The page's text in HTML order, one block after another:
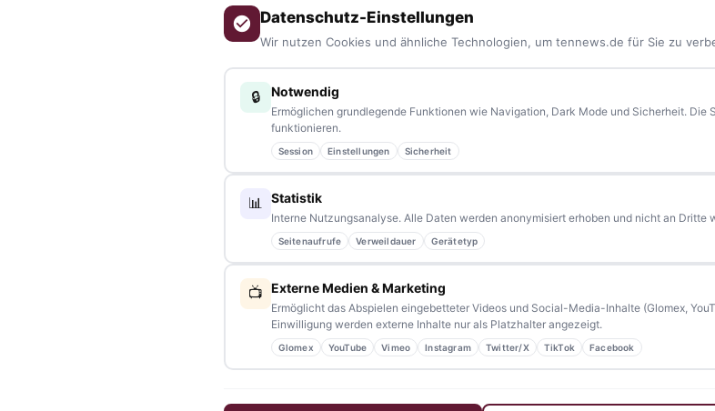
Das Nachrichtenportal für die Region 10 und Bayern.Aktuelle News, Hintergründe, Service und
aus allen Regionen, Städten und Landkreisen.Von Politik bis Blaulicht, von Kultur bis Sport, von Alltagstipps
– immer aktuell, immer aus Ihrer Nähe.
Sie haben ein Thema, spannende Fotos oder Videos, oder kennen eine Geschichte, die erzählt werden
Schreiben Sie uns – gemeinsam mit unseren Leserinnen und Lesern bleiben wir am Puls der Zeit.
Datenschutz-Einstellungen
Wir nutzen Cookies und ähnliche Technologien, um tennews.de für Sie zu
🔒 Notwendig
Ermöglichen grundlegende Funktionen wie Navigation, Dark Mode und Sicherheit. Die
funktionieren.
Session Einstellungen Sicherheit
📊 Statistik
Interne Nutzungsanalyse. Alle Daten werden anonymisiert erhoben und nicht an Dritte
Seitenaufrufe Verweildauer Gerätetyp
📺 Externe Medien & Marketing
Ermöglicht das Abspielen eingebetteter Videos und Social-Media-Inhalte (Glomex,
Einwilligung werden externe Inhalte nur als Platzhalter angezeigt.
Glomex YouTube Vimeo Instagram Twitter/X TikTok Facebook